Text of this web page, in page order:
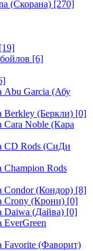
(Скорана) [270]
[19]
[6]
Garcia (Абу
(Беркли) [0]
Noble (Кара
CD Rods (СиДи
Rods
(Кондор) [8]
Crony (Крони) [0]
(Дайва) [0]
(Фаворит)